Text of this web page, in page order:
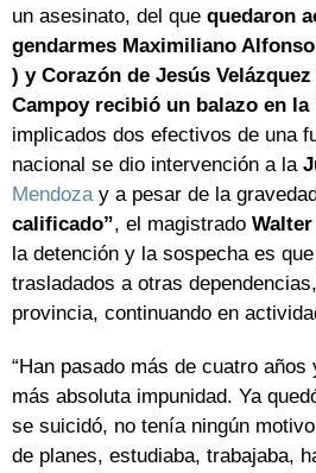
un asesinato, del que quedaron
gendarmes Maximiliano
) y Corazón de Jesús Velázquez
Campoy recibió un balazo en la
implicados dos efectivos de una
nacional se dio intervención a la
Mendozay a pesar de la
calificado”, el magistrado
la detención y la sospecha es
trasladados a otras
provincia, continuando en
“Han pasado más de cuatro
más absoluta impunidad. Ya
se suicidó, no tenía ningún
de planes, estudiaba, trabajaba,